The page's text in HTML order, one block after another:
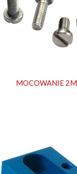
MOCOWANIE 2M